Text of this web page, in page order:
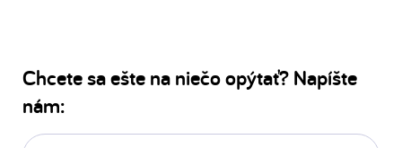
Chcete sa ešte na niečo opýtať? Napíšte
nám:
E-